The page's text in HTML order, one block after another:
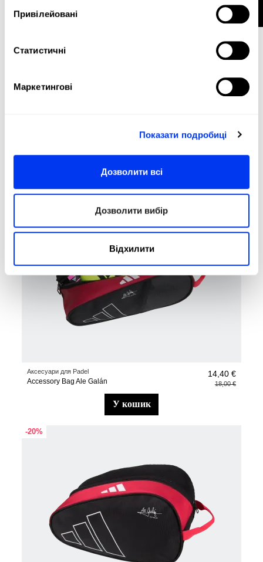
Привілейовані
Статистичні
Маркетингові
Показати подробиці
Дозволити всі
Дозволити вибір
Відхилити
8,00 €
10,00 €
-20%
Аксесуари для Padel
Accessory Bag Ale Galán
14,40 €
18,00 €
у кошик
-20%